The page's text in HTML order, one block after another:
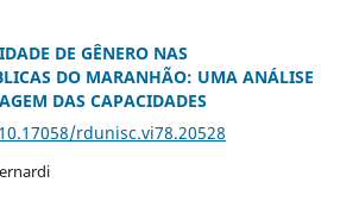
DE GÊNERO NAS
DO MARANHÃO: UMA ANÁLISE
DAS CAPACIDADES
rdunisc.vi78.20528